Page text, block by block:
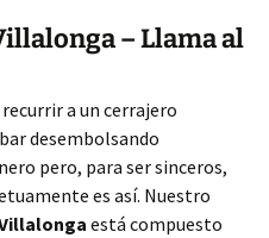
– Llama al
a un cerrajero
desembolsando
pero, para ser sinceros,
es así. Nuestro
está compuesto